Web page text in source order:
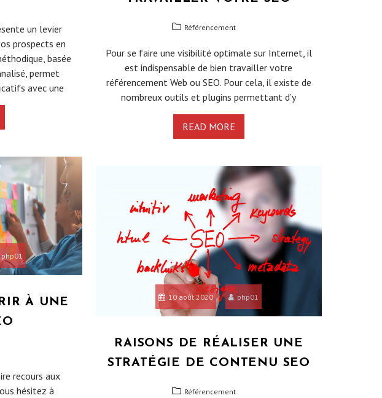
un levier
prospects en
basée
permet
avec une
Référencement
Pour se faire une visibilité optimale sur Internet, il
est indispensable de bien travailler votre
référencement Web ou SEO. Pour cela, il existe de
nombreux outils et plugins permettant d’y
READ MORE
php01
À UNE
recours aux
hésitez à
10 août 2020 php01
RAISONS DE RÉALISER UNE
STRATÉGIE DE CONTENU SEO
Référencement